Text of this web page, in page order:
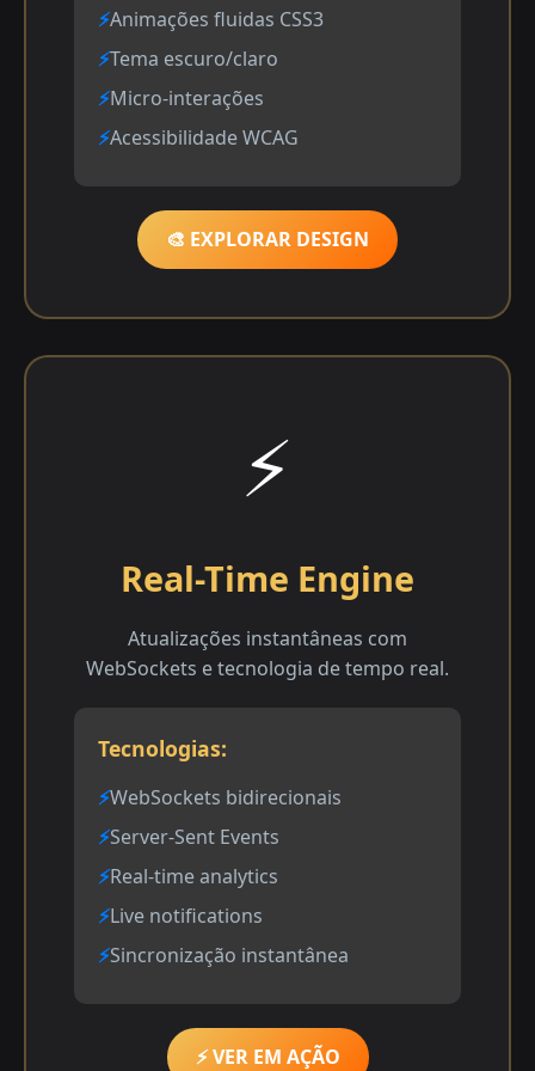
Animações fluidas CSS3
Tema escuro/claro
Micro-interações
Acessibilidade WCAG
🎨 EXPLORAR DESIGN
⚡
Real-Time Engine
Atualizações instantâneas com
WebSockets e tecnologia de tempo real.
Tecnologias:
WebSockets bidirecionais
Server-Sent Events
Real-time analytics
Live notifications
Sincronização instantânea
⚡ VER EM AÇÃO